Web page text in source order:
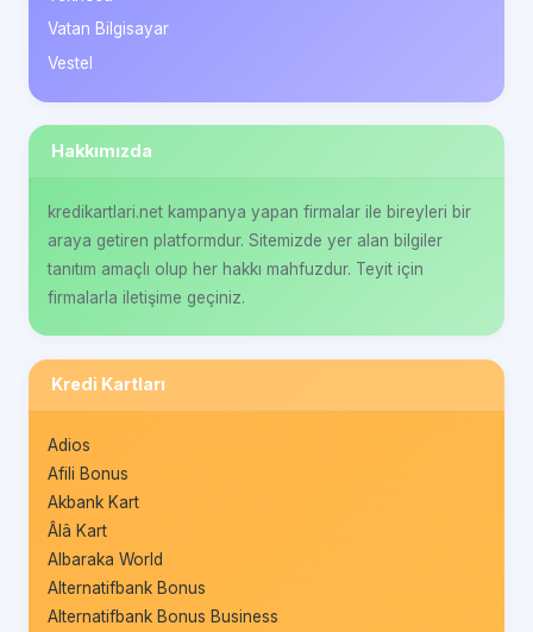
Vatan Bilgisayar
Vestel
Hakkımızda
kredikartlari.net kampanya yapan firmalar ile bireyleri bir
araya getiren platformdur. Sitemizde yer alan bilgiler
tanıtım amaçlı olup her hakkı mahfuzdur. Teyit için
firmalarla iletişime geçiniz.
Kredi Kartları
Adios
Afili Bonus
Akbank Kart
Âlâ Kart
Albaraka World
Alternatifbank Bonus
Alternatifbank Bonus Business